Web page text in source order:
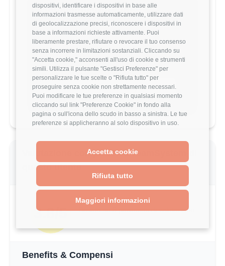
dispositivi, identificare i dispositivi in base alle
informazioni trasmesse automaticamente, utilizzare dati
di geolocalizzazione precisi, riconoscere i dispositivi in
base a informazioni richieste attivamente. Puoi
liberamente prestare, rifiutare o revocare il tuo consenso
senza incorrere in limitazioni sostanziali. Cliccando su
"Accetta cookie," acconsenti all'uso di cookie e strumenti
simili. Utilizza il pulsante "Gestisci Preferenze" per
personalizzare le tue scelte o "Rifiuta tutto" per
proseguire senza cookie non strettamente necessari.
Puoi modificare le tue preferenze in qualsiasi momento
cliccando sul link "Preferenze Cookie" in fondo alla
pagina o sull'icona dello scudo in basso a sinistra. Le tue
preferenze si applicheranno al solo dispositivo in uso.
Accetta cookie
Rifiuta tutto
Maggiori informazioni
Vuoi comparare il tuo
stipendio?
Scopri come il tuo stipendio si posiziona
rispetto al mercato con analisi
dettagliate per ruolo, esperienza e
località.
Vai al comparatore completo
Valutazione complessiva TeamSystem di
questo utente
3.8/5 Basato su 5 parametri di valutazione
Benefits & Compensi